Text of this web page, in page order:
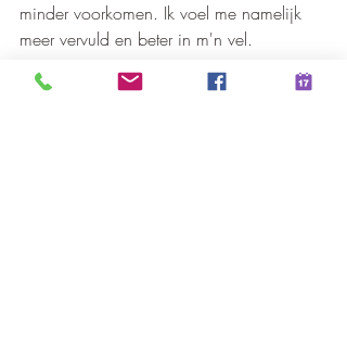
minder voorkomen. Ik voel me namelijk
meer vervuld en beter in m'n vel.